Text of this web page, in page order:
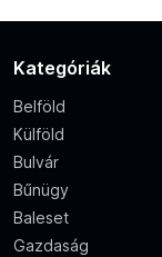
Kategóriák
Belföld
Külföld
Bulvár
Bűnügy
Baleset
Gazdaság